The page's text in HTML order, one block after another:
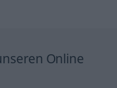
Online